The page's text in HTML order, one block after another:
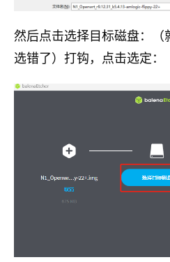
然后点击选择目标磁盘：（
选错了）打钩，点击选定：